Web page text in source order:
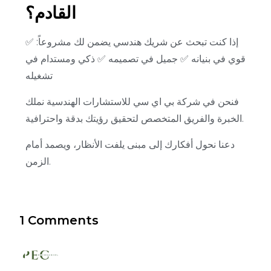
القادم؟
إذا كنت تبحث عن شريك هندسي يضمن لك مشروعاً: ✅
قوي في بنيانه ✅ جميل في تصميمه ✅ ذكي ومستدام في
تشغيله
فنحن في شركة بي اي سي للاستشارات الهندسية نملك
الخبرة والفريق المتخصص لتحقيق رؤيتك بدقة واحترافية.
دعنا نحول أفكارك إلى مبنى يلفت الأنظار، ويصمد أمام
الزمن.
1 Comments